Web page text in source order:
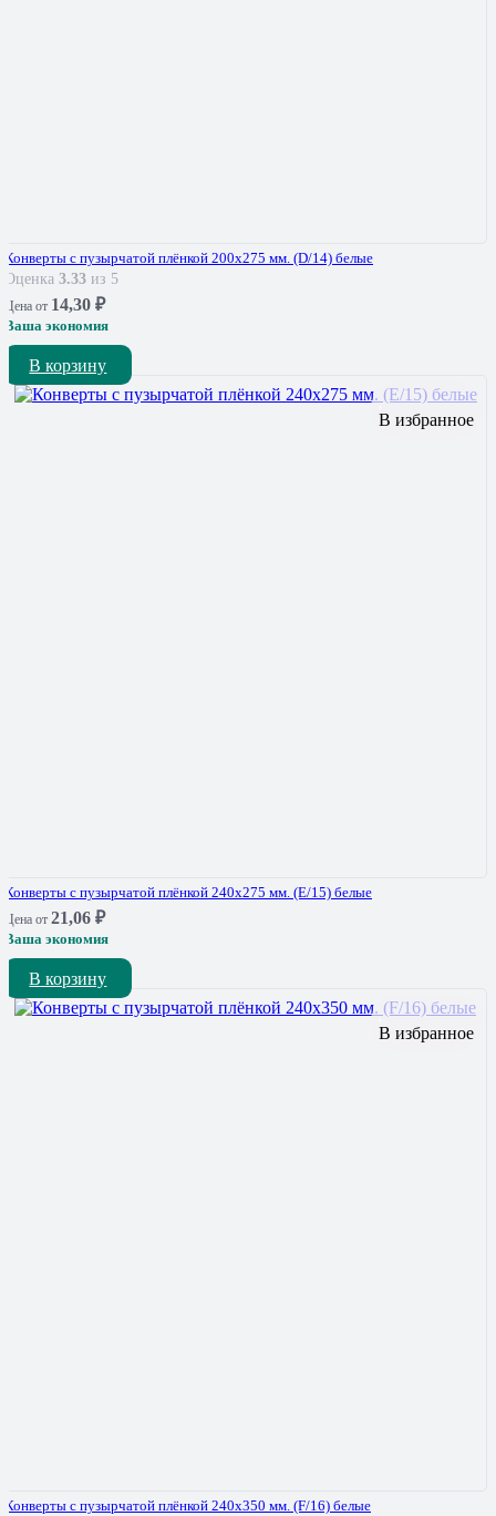
Конверты с пузырчатой плёнкой 200х275 мм. (D/14) белые
Оценка 3.33 из 5
Цена от 14,30 ₽
Ваша экономия
В корзину
В избранное
Конверты с пузырчатой плёнкой 240х275 мм. (Е/15) белые
Цена от 21,06 ₽
Ваша экономия
В корзину
В избранное
Конверты с пузырчатой плёнкой 240х350 мм. (F/16) белые